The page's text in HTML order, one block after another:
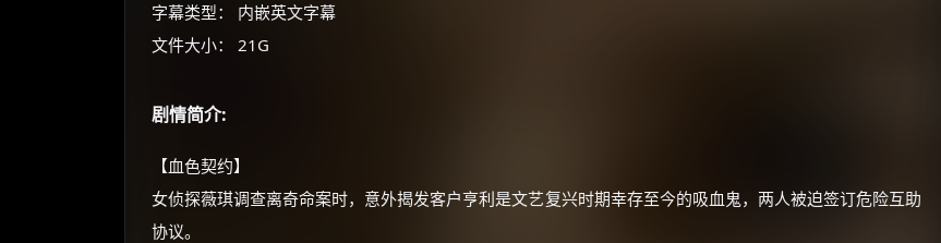
字幕类型： 内嵌英文字幕
文件大小： 21G
剧情简介:
【血色契约】
女侦探薇琪调查离奇命案时，意外揭发客户亨利是文艺复兴时期幸存至今的吸血鬼，两人被迫签订危险互助
协议。